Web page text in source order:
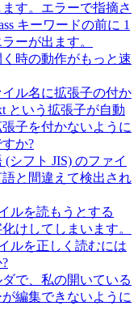
す。エラーで指摘さ
キーワードの前に 1
ーが出ます。
時の動作がもっと速
ル名に拡張子の付か
という拡張子が自動
子を付かないように
か?
シフト JIS) のファイ
と間違えて検出され
ルを読もうとする
けしてしまいます。
ルを正しく読むには
で、私の開いている
編集できないように